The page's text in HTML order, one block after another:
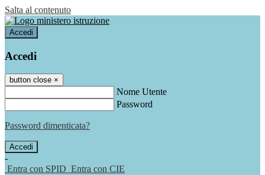
Salta al contenuto
Accedi
Accedi
button close ×
Nome Utente
Password
Password dimenticata?
-
Entra con SPID Entra con CIE